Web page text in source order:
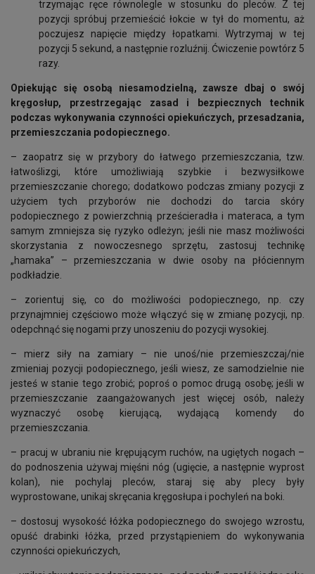
trzymając ręce równolegle w stosunku do pleców. Z tej
pozycji spróbuj przemieścić łokcie w tył do momentu, aż
poczujesz napięcie między łopatkami. Wytrzymaj w tej
pozycji 5 sekund, a następnie rozluźnij. Ćwiczenie powtórz 5
razy.
Opiekując się osobą niesamodzielną, zawsze dbaj o swój
kręgosłup, przestrzegając zasad i bezpiecznych technik
podczas wykonywania czynności opiekuńczych, przesadzania,
przemieszczania podopiecznego.
– zaopatrz się w przybory do łatwego przemieszczania, tzw.
łatwoślizgi, które umożliwiają szybkie i bezwysiłkowe
przemieszczanie chorego; dodatkowo podczas zmiany pozycji z
użyciem tych przyborów nie dochodzi do tarcia skóry
podopiecznego z powierzchnią prześcieradła i materaca, a tym
samym zmniejsza się ryzyko odleżyn; jeśli nie masz możliwości
skorzystania z nowoczesnego sprzętu, zastosuj technikę
„hamaka” – przemieszczania w dwie osoby na płóciennym
podkładzie.
– zorientuj się, co do możliwości podopiecznego, np. czy
przynajmniej częściowo może włączyć się w zmianę pozycji, np.
odepchnąć się nogami przy unoszeniu do pozycji wysokiej.
– mierz siły na zamiary – nie unoś/nie przemieszczaj/nie
zmieniaj pozycji podopiecznego, jeśli wiesz, ze samodzielnie nie
jesteś w stanie tego zrobić; poproś o pomoc drugą osobę; jeśli w
przemieszczanie zaangażowanych jest więcej osób, należy
wyznaczyć osobę kierującą, wydającą komendy do
przemieszczania.
– pracuj w ubraniu nie krępującym ruchów, na ugiętych nogach –
do podnoszenia używaj mięśni nóg (ugięcie, a następnie wyprost
kolan), nie pochylaj pleców, staraj się aby plecy były
wyprostowane, unikaj skręcania kręgosłupa i pochyleń na boki.
– dostosuj wysokość łóżka podopiecznego do swojego wzrostu,
opuść drabinki łóżka, przed przystąpieniem do wykonywania
czynności opiekuńczych,